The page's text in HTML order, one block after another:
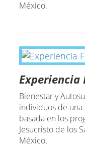
México.
Experiencia
Bienestar y
individuos de
basada en los
Jesucristo de los
México.